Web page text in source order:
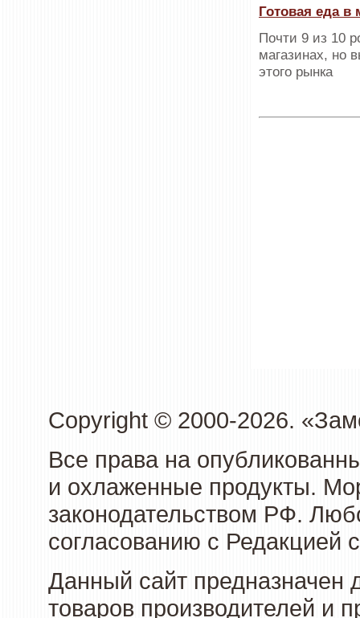
Готовая еда в
Почти 9 из 10
магазинах, но
этого рынка
Copyright © 2000-2026.
Все права на
и охлаженные продукты.
законодательством РФ.
согласованию с Редакцией
Данный сайт предназначен
товаров производителей и